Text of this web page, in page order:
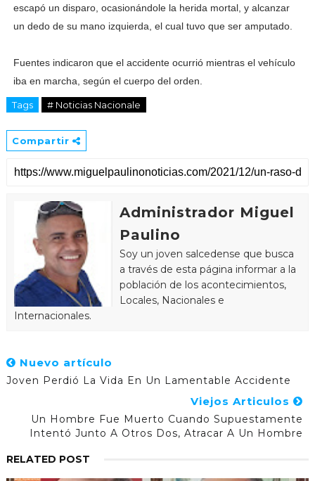
escapó un disparo, ocasionándole la herida mortal, y alcanzar
un dedo de su mano izquierda, el cual tuvo que ser amputado.
Fuentes indicaron que el accidente ocurrió mientras el vehículo
iba en marcha, según el cuerpo del orden.
Tags # Noticias Nacionale
Compartir
Administrador Miguel
Paulino
Soy un joven salcedense que busca
a través de esta página informar a la
población de los acontecimientos,
Locales, Nacionales e
Internacionales.
Nuevo artículo
Joven Perdió La Vida En Un Lamentable Accidente
Viejos Articulos
Un Hombre Fue Muerto Cuando Supuestamente
Intentó Junto A Otros Dos, Atracar A Un Hombre
RELATED POST